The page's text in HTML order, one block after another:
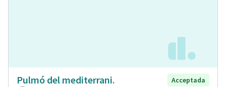
Pulmó del mediterrani.
Acceptada